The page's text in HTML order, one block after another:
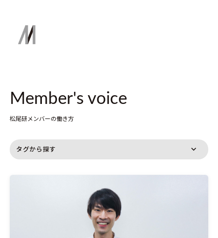
Member's voice
松尾研メンバーの働き方
タグから探す